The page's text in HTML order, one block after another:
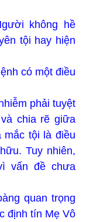
không hề
tội hay hiện
có một điều
phải tuyệt
chia rẽ giữa
mắc tội là điều
Tuy nhiên,
vấn đề chưa
quan trọng
định tín Mẹ Vô